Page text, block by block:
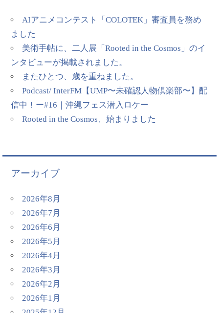
AIアニメコンテスト「COLOTEK」審査員を務め
ました
美術手帖に、二人展「Rooted in the Cosmos」のイ
ンタビューが掲載されました。
またひとつ、歳を重ねました。
Podcast/ InterFM【UMP〜未確認人物倶楽部〜】配
信中！ー#16｜沖縄フェス潜入ロケー
Rooted in the Cosmos、始まりました
アーカイブ
2026年8月
2026年7月
2026年6月
2026年5月
2026年4月
2026年3月
2026年2月
2026年1月